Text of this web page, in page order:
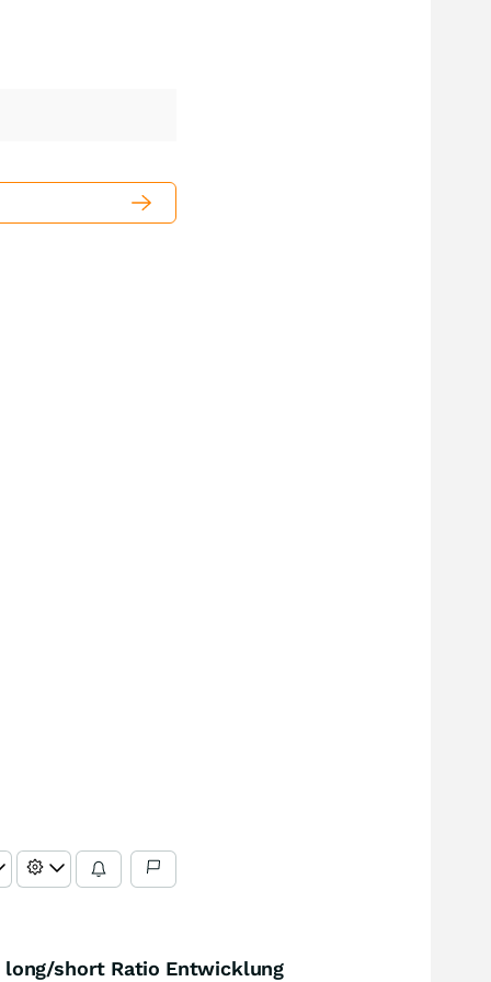
long/short Ratio Entwicklung